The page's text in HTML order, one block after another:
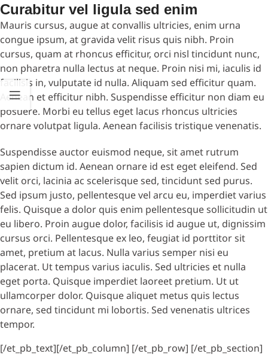
Curabitur vel ligula sed enim
Mauris cursus, augue at convallis ultricies, enim urna
congue ipsum, at gravida velit risus quis nibh. Proin
cursus, quam at rhoncus efficitur, orci nisl tincidunt nunc,
non pharetra nulla lectus at neque. Proin nisi mi, iaculis id
facilisis in, vulputate id nulla. Aliquam sed efficitur quam.
Aenean et efficitur nibh. Suspendisse efficitur non diam eu
posuere. Morbi eu tellus eget lacus rhoncus ultricies
ornare volutpat ligula. Aenean facilisis tristique venenatis.
Suspendisse auctor euismod neque, sit amet rutrum
sapien dictum id. Aenean ornare id est eget eleifend. Sed
velit orci, lacinia ac scelerisque sed, tincidunt sed purus.
Sed ipsum justo, pellentesque vel arcu eu, imperdiet varius
felis. Quisque a dolor quis enim pellentesque sollicitudin ut
eu libero. Proin augue dolor, facilisis id augue ut, dignissim
cursus orci. Pellentesque ex leo, feugiat id porttitor sit
amet, pretium at lacus. Nulla varius semper nisi eu
placerat. Ut tempus varius iaculis. Sed ultricies et nulla
eget porta. Quisque imperdiet laoreet pretium. Ut ut
ullamcorper dolor. Quisque aliquet metus quis lectus
ornare, sed tincidunt mi lobortis. Sed venenatis ultrices
tempor.
[/et_pb_text][/et_pb_column] [/et_pb_row] [/et_pb_section]